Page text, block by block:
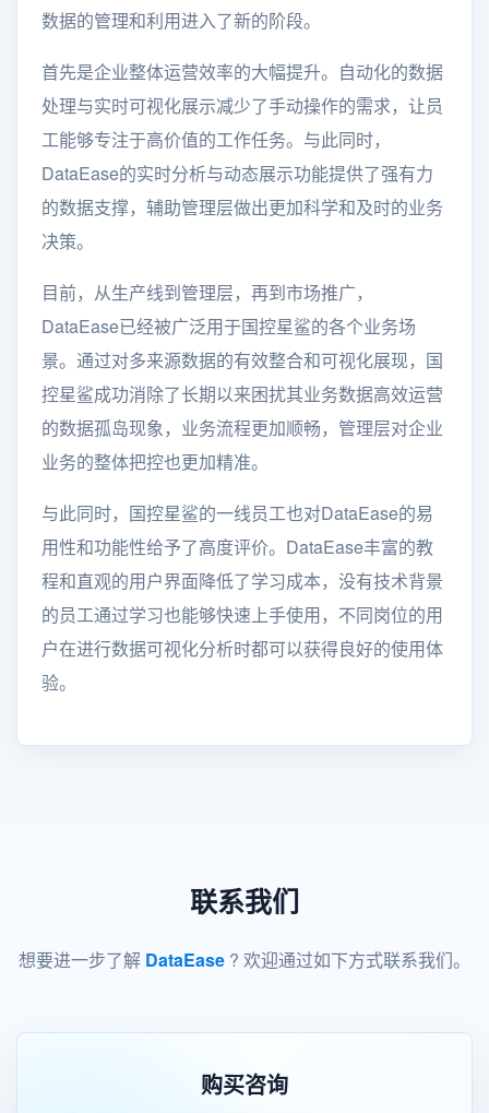
数据的管理和利用进入了新的阶段。
首先是企业整体运营效率的大幅提升。自动化的数据
处理与实时可视化展示减少了手动操作的需求，让员
工能够专注于高价值的工作任务。与此同时，
DataEase的实时分析与动态展示功能提供了强有力
的数据支撑，辅助管理层做出更加科学和及时的业务
决策。
目前，从生产线到管理层，再到市场推广，
DataEase已经被广泛用于国控星鲨的各个业务场
景。通过对多来源数据的有效整合和可视化展现，国
控星鲨成功消除了长期以来困扰其业务数据高效运营
的数据孤岛现象，业务流程更加顺畅，管理层对企业
业务的整体把控也更加精准。
与此同时，国控星鲨的一线员工也对DataEase的易
用性和功能性给予了高度评价。DataEase丰富的教
程和直观的用户界面降低了学习成本，没有技术背景
的员工通过学习也能够快速上手使用，不同岗位的用
户在进行数据可视化分析时都可以获得良好的使用体
验。
联系我们
想要进一步了解 DataEase ? 欢迎通过如下方式联系我们。
购买咨询